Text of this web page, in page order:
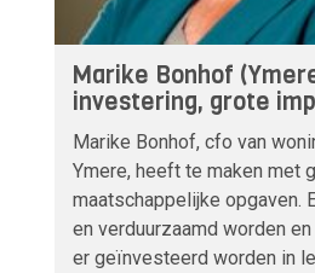
Marike Bonhof
investering, grote
Marike Bonhof, cfo van
Ymere, heeft te maken met
maatschappelijke opgaven.
en verduurzaamd worden
er geïnvesteerd worden in